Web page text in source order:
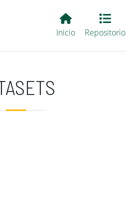
Main EvALL
Inicio Repositorio